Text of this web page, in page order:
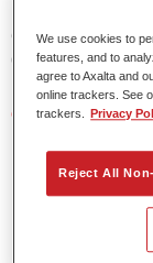
bicapa al agua
especial de
de efecto.
Características
Elevada
Se puede
We use cookies to
features, and to
agree to Axalta and
online trackers. See
trackers.
Privacy
Reject All